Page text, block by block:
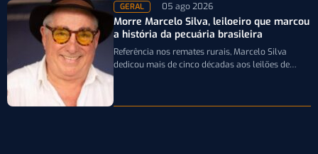
GERAL 05 ago 2026
Morre Marcelo Silva, leiloeiro que marcou
a história da pecuária brasileira
Referência nos remates rurais, Marcelo Silva
dedicou mais de cinco décadas aos leilões de